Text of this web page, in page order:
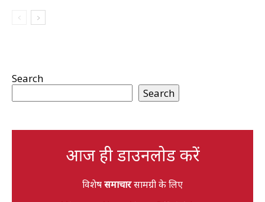
Search
Search
आज ही डाउनलोड करें
विशेषसमाचारसामग्री के लिए